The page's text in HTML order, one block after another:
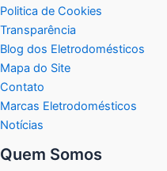
Politica de Cookies
Transparência
Blog dos Eletrodomésticos
Mapa do Site
Contato
Marcas Eletrodomésticos
Notícias
Quem Somos